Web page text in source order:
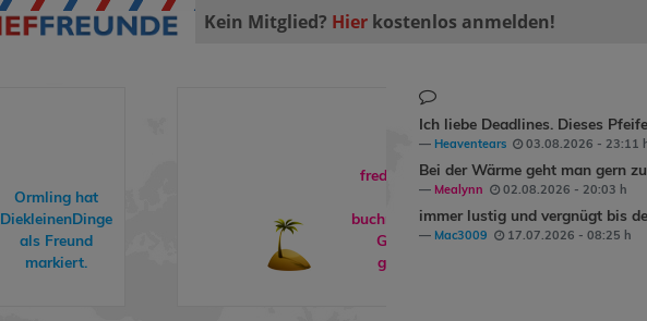
Kein Mitglied? Hier kostenlos anmelden!
Ormlinghat
DiekleinenDinge
als Freund
markiert.
freddyundfelix
hat
buchreisendeein
Geschenk
gemacht.
Ich liebe Deadlines. Dieses
Heaventears 03.08.2026 - 23:11
Bei der Wärme geht man gern
Mealynn 02.08.2026 - 20:03 h
immer lustig und vergnügt bis
Mac3009 17.07.2026 - 08:25 h